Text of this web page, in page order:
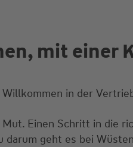
mit einer
in der
Einen Schritt in die
geht es bei